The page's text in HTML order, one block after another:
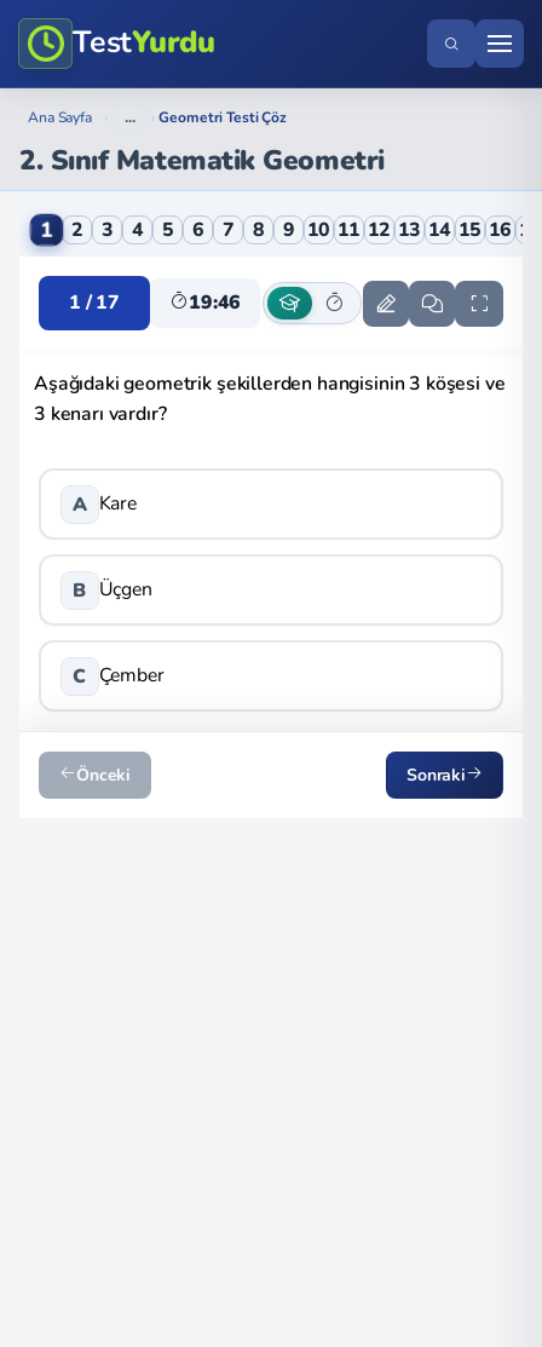
TestYurdu
Ana Sayfa › ... › Geometri Testi Çöz
2. Sınıf Matematik Geometri
2. Sınıf Matematik Geometri Online Testi
1 2 3 4 5 6 7 8 9 10 11 12 13 14 15 16 17
1 / 17 19:46
Aşağıdaki geometrik şekillerden hangisinin 3 köşesi ve
3 kenarı vardır?
A Kare
B Üçgen
C Çember
Önceki Sonraki